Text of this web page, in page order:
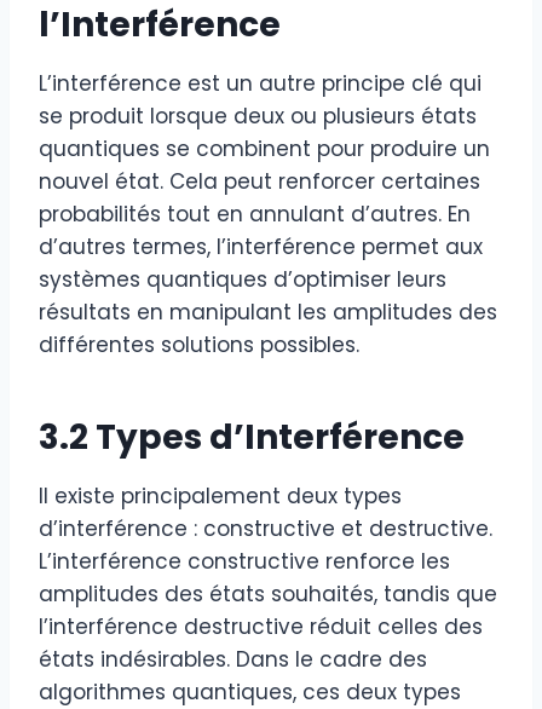
l’Interférence
L’interférence est un autre principe clé qui
se produit lorsque deux ou plusieurs états
quantiques se combinent pour produire un
nouvel état. Cela peut renforcer certaines
probabilités tout en annulant d’autres. En
d’autres termes, l’interférence permet aux
systèmes quantiques d’optimiser leurs
résultats en manipulant les amplitudes des
différentes solutions possibles.
3.2 Types d’Interférence
Il existe principalement deux types
d’interférence : constructive et destructive.
L’interférence constructive renforce les
amplitudes des états souhaités, tandis que
l’interférence destructive réduit celles des
états indésirables. Dans le cadre des
algorithmes quantiques, ces deux types